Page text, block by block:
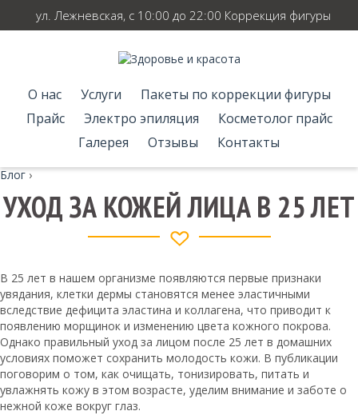
ул. Лежневская, с 10:00 до 22:00 Коррекция фигуры
О нас Услуги
Пакеты по коррекции фигуры
Прайс
Электро эпиляция
Косметолог прайс
Галерея
Отзывы Контакты
Блог ›
УХОД ЗА КОЖЕЙ ЛИЦА В 25 ЛЕТ
В 25 лет в нашем организме появляются первые признаки
увядания, клетки дермы становятся менее эластичными
вследствие дефицита эластина и коллагена, что приводит к
появлению морщинок и изменению цвета кожного покрова.
Однако правильный уход за лицом после 25 лет в домашних
условиях поможет сохранить молодость кожи. В публикации
поговорим о том, как очищать, тонизировать, питать и
увлажнять кожу в этом возрасте, уделим внимание и заботе о
нежной коже вокруг глаз.